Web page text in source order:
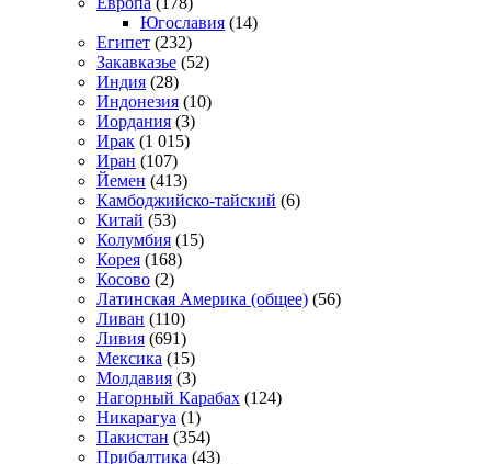
Югославия (14)
Египет (232)
Закавказье (52)
Индия (28)
Индонезия (10)
Иордания (3)
Ирак (1 015)
Иран (107)
Йемен (413)
Камбоджийско-тайский (6)
Китай (53)
Колумбия (15)
Корея (168)
Косово (2)
Латинская Америка (общее) (56)
Ливан (110)
Ливия (691)
Мексика (15)
Молдавия (3)
Нагорный Карабах (124)
Никарагуа (1)
Пакистан (354)
Прибалтика (43)